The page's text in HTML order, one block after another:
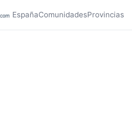
EspañaComunidadesProvincias